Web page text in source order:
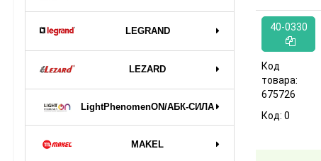
LEGRAND
LEZARD
LightPhenomenON/АБК-СИЛА
MAKEL
40-0330
Код
товара:
675726
Код: 0